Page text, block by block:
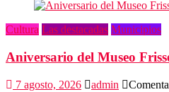
Cultura Las destacadas Municipios
Aniversario del Museo
7 agosto, 2026 admin